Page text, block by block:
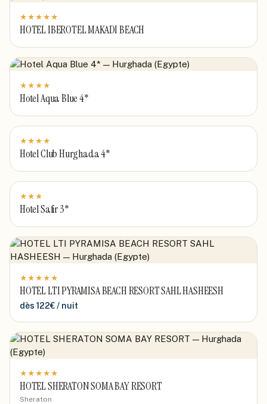
★ ★ ★ ★ ★
HOTEL IBEROTEL MAKADI BEACH
★ ★ ★ ★
Hotel Aqua Blue 4*
★ ★ ★ ★
Hotel Club Hurghada 4*
★ ★ ★
Hotel Safir 3*
★ ★ ★ ★ ★
HOTEL LTI PYRAMISA BEACH RESORT SAHL HASHEESH
dès 122€ / nuit
★ ★ ★ ★ ★
HOTEL SHERATON SOMA BAY RESORT
Sheraton